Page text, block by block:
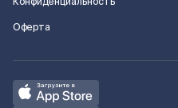
Оферта